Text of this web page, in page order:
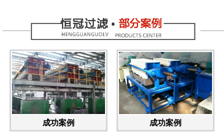
成功案例 成功案例